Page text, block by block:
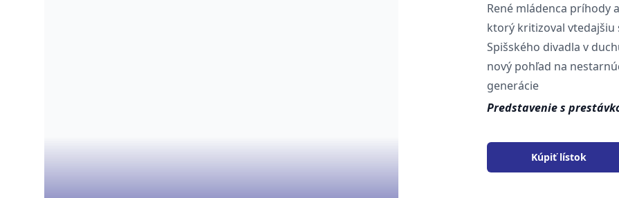
René mládenca príhody
ktorý kritizoval vtedajšiu
Spišského divadla v
nový pohľad na
generácie
Predstavenie s
Kúpiť lístok